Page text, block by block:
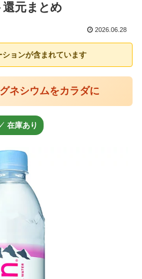
元まとめ
2026.06.28
ョンが含まれています
ネシウムをカラダに
在庫あり